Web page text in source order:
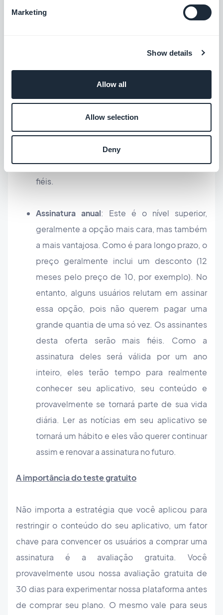
Marketing
Show details
Allow all
Allow selection
Deny
pontual em seu conteúdo.
: Geralmente é a mais
popular, pois oferece um preço
intermediário. A maioria das assinaturas,
independentemente do produto ou serviço,
oferecerá uma assinatura mensal. Seus
leitores já estarão acostumados com este
formato. Os usuários que assinam este plano
também provavelmente permanecerão mais
fiéis.
Assinatura anual: Este é o nível superior,
geralmente a opção mais cara, mas também
a mais vantajosa. Como é para longo prazo, o
preço geralmente inclui um desconto (12
meses pelo preço de 10, por exemplo). No
entanto, alguns usuários relutam em assinar
essa opção, pois não querem pagar uma
grande quantia de uma só vez. Os assinantes
desta oferta serão mais fiéis. Como a
assinatura deles será válida por um ano
inteiro, eles terão tempo para realmente
conhecer seu aplicativo, seu conteúdo e
provavelmente se tornará parte de sua vida
diária. Ler as notícias em seu aplicativo se
tornará um hábito e eles vão querer continuar
assim e renovar a assinatura no futuro.
A importância do teste gratuito
Não importa a estratégia que você aplicou para
restringir o conteúdo do seu aplicativo, um fator
chave para convencer os usuários a comprar uma
assinatura é a avaliação gratuita. Você
provavelmente usou nossa avaliação gratuita de
30 dias para experimentar nossa plataforma antes
de comprar seu plano. O mesmo vale para seus